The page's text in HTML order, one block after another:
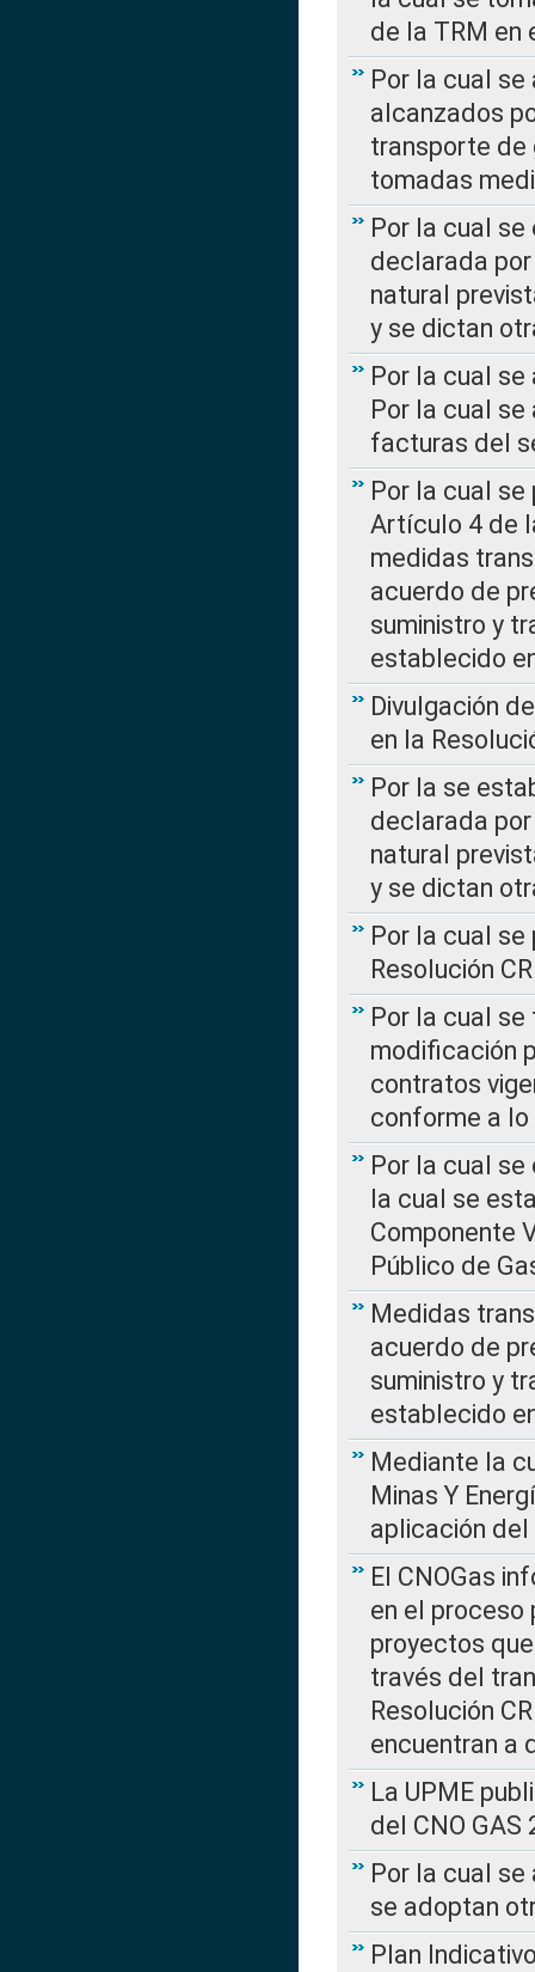
de la TRM en
Por la cual
alcanzados
transporte de
tomadas
Por la cual
declarada
natural
y se dictan
Por la cual se
Por la cual
facturas del
Por la cual
Artículo 4 de
medidas
acuerdo de
suministro y
establecido
Divulgación
en la
Por la se
declarada
natural
y se dictan
Por la cual
Resolución
Por la cual
modificación
contratos
conforme a lo
Por la cual se
la cual se
Componente
Público de
Medidas
acuerdo de
suministro y
establecido
Mediante la
Minas Y
aplicación
El CNOGas
en el proceso
proyectos
través del
Resolución
encuentran a
La UPME
del CNO
Por la cual
se adoptan
Plan